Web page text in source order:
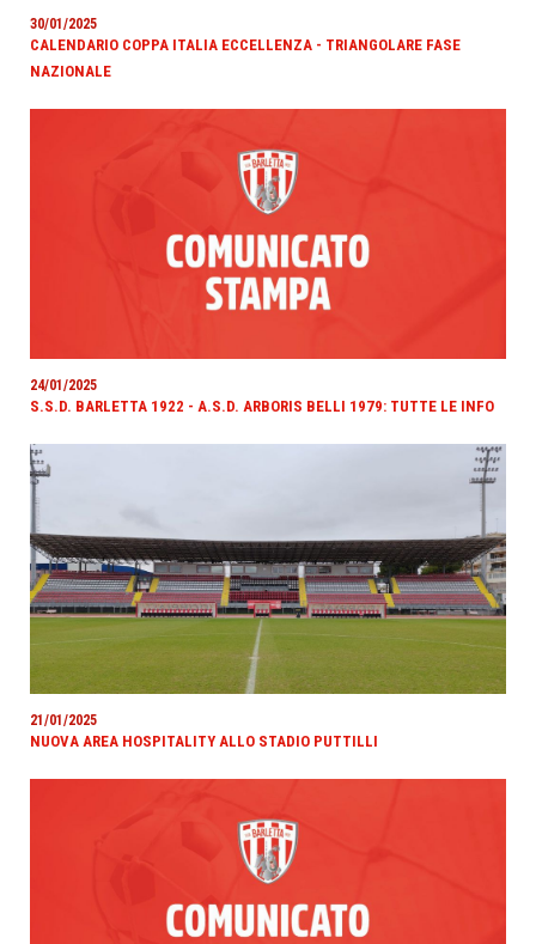
30/01/2025
CALENDARIO COPPA ITALIA ECCELLENZA - TRIANGOLARE FASE
NAZIONALE
24/01/2025
S.S.D. BARLETTA 1922 - A.S.D. ARBORIS BELLI 1979: TUTTE LE INFO
21/01/2025
NUOVA AREA HOSPITALITY ALLO STADIO PUTTILLI